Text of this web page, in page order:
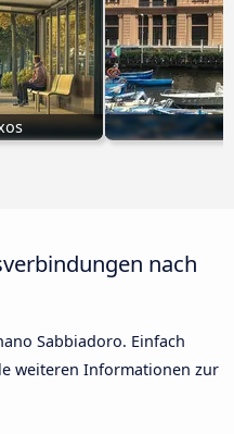
nach
Sabbiadoro. Einfach
weiteren Informationen zur